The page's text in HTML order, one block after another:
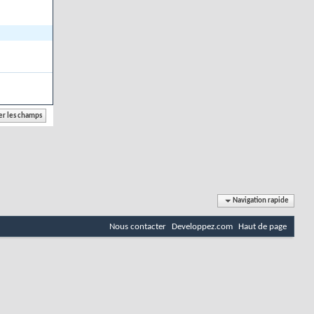
Navigation rapide
Nous contacter Developpez.com Haut de page